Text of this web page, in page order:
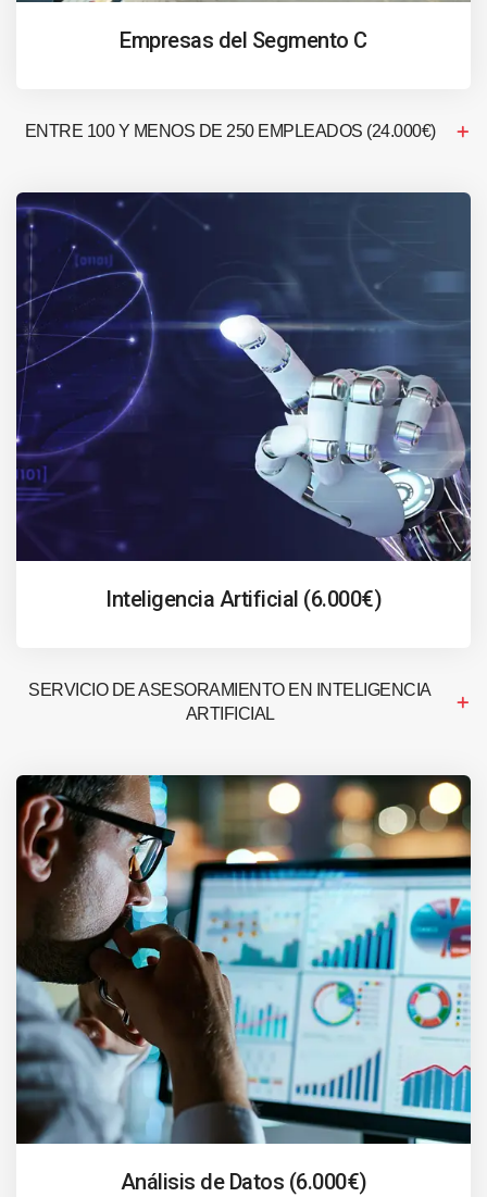
Empresas del Segmento C
ENTRE 100 Y MENOS DE 250 EMPLEADOS (24.000€)
Inteligencia Artificial (6.000€)
SERVICIO DE ASESORAMIENTO EN INTELIGENCIA
ARTIFICIAL
Análisis de Datos (6.000€)